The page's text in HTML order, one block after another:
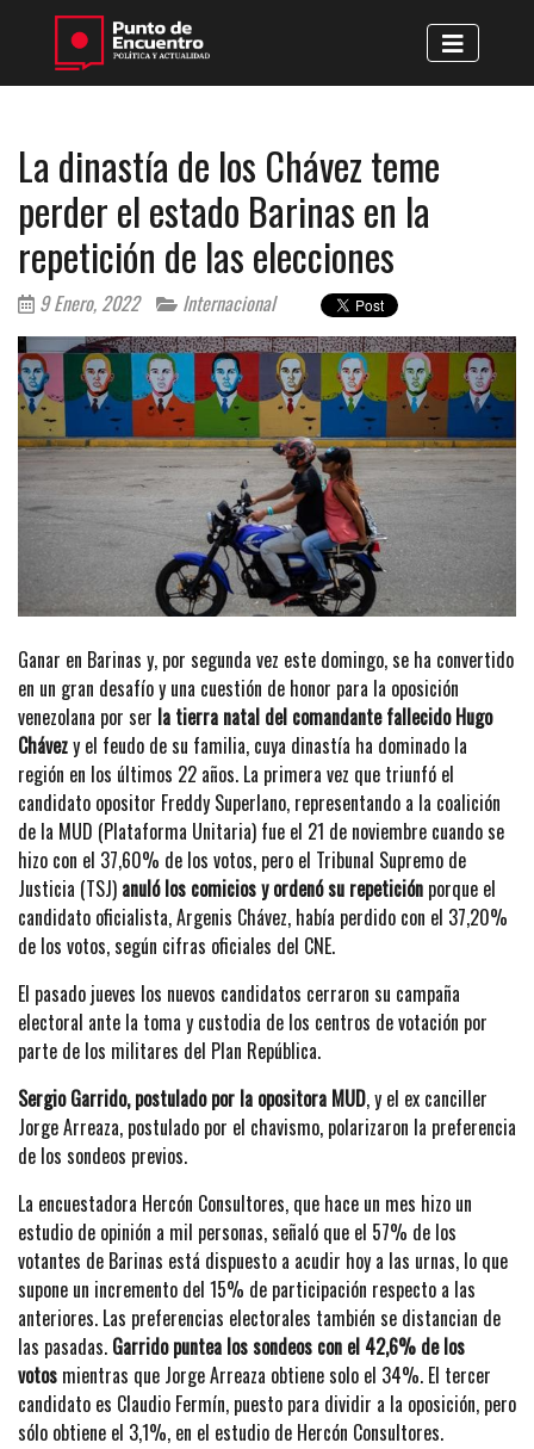
La dinastía de los Chávez teme
perder el estado Barinas en la
repetición de las elecciones
9 Enero, 2022 Internacional
Ganar en Barinas y, por segunda vez este domingo, se ha convertido
en un gran desafío y una cuestión de honor para la oposición
venezolana por ser la tierra natal del comandante fallecido Hugo
Chávezy el feudo de su familia, cuya dinastía ha dominado la
región en los últimos 22 años. La primera vez que triunfó el
candidato opositor Freddy Superlano, representando a la coalición
de la MUD (Plataforma Unitaria) fue el 21 de noviembre cuando se
hizo con el 37,60% de los votos, pero el Tribunal Supremo de
Justicia (TSJ) anuló los comicios y ordenó su repetición porque el
candidato oficialista, Argenis Chávez, había perdido con el 37,20%
de los votos, según cifras oficiales del CNE.
El pasado jueves los nuevos candidatos cerraron su campaña
electoral ante la toma y custodia de los centros de votación por
parte de los militares del Plan República.
Sergio Garrido, postulado por la opositora MUD, y el ex canciller
Jorge Arreaza, postulado por el chavismo, polarizaron la preferencia
de los sondeos previos.
La encuestadora Hercón Consultores, que hace un mes hizo un
estudio de opinión a mil personas, señaló que el 57% de los
votantes de Barinas está dispuesto a acudir hoy a las urnas, lo que
supone un incremento del 15% de participación respecto a las
anteriores. Las preferencias electorales también se distancian de
las pasadas. Garrido puntea los sondeos con el 42,6% de los
votos mientras que Jorge Arreaza obtiene solo el 34%. El tercer
candidato es Claudio Fermín, puesto para dividir a la oposición, pero
sólo obtiene el 3,1%, en el estudio de Hercón Consultores.